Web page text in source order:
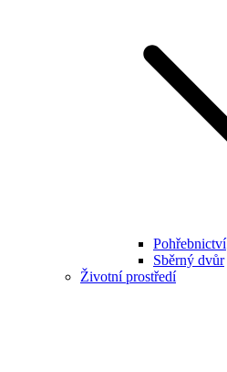
Pohřebnictví
Sběrný dvůr
Životní prostředí